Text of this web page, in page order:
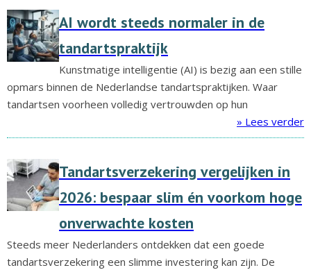
AI wordt steeds normaler in de
tandartspraktijk
Kunstmatige intelligentie (AI) is bezig aan een stille
opmars binnen de Nederlandse tandartspraktijken. Waar
tandartsen voorheen volledig vertrouwden op hun
» Lees verder
Tandartsverzekering vergelijken in
2026: bespaar slim én voorkom hoge
onverwachte kosten
Steeds meer Nederlanders ontdekken dat een goede
tandartsverzekering een slimme investering kan zijn. De